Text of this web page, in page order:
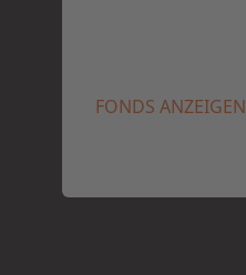
FONDS ANZEIGEN